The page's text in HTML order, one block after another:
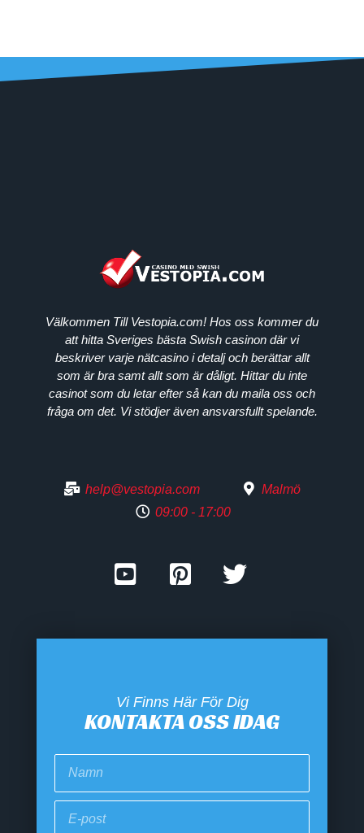
Välkommen Till Vestopia.com! Hos oss kommer du
att hitta Sveriges bästa Swish casinon där vi
beskriver varje nätcasino i detalj och berättar allt
som är bra samt allt som är dåligt. Hittar du inte
casinot som du letar efter så kan du maila oss och
fråga om det. Vi stödjer även ansvarsfullt spelande.
help@vestopia.com
Malmö
09:00 - 17:00
Vi Finns Här För Dig
KONTAKTA OSS IDAG